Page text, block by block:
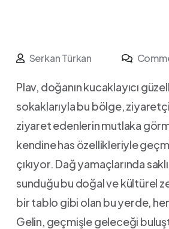
Serkan Türkan
Plav, doğanın kucaklayıcı
sokaklarıyla bu bölge,
ziyaret edenlerin mutlaka
kendine has özellikleriyle
çıkıyor. Dağ yamaçlarında
sunduğu bu ⁣doğal ve kültürel
bir tablo gibi olan bu yerde,
Gelin, geçmişle geleceği